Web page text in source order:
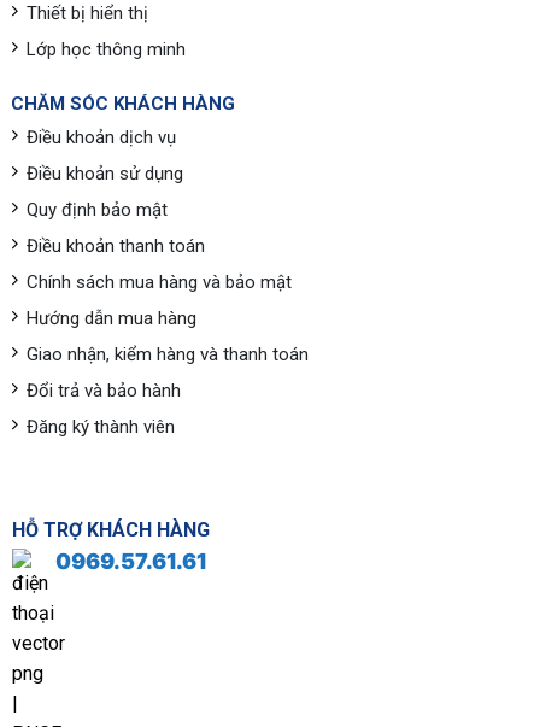
Thiết bị hiển thị
Lớp học thông minh
CHĂM SÓC KHÁCH HÀNG
Điều khoản dịch vụ
Điều khoản sử dụng
Quy định bảo mật
Điều khoản thanh toán
Chính sách mua hàng và bảo mật
Hướng dẫn mua hàng
Giao nhận, kiểm hàng và thanh toán
Đổi trả và bảo hành
Đăng ký thành viên
HỖ TRỢ KHÁCH HÀNG
0969.57.61.61